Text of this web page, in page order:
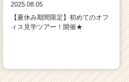
2025.08.05
【夏休み期間限定】初めてのオフ
ィス見学ツアー！開催★